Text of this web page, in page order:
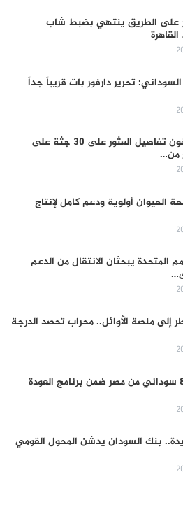
الطريق ينتهي بضبط شاب
السوداني: تحرير دارفور بات قريباً جداً
شهود يكشفون تفاصيل العثور على 30 جثة على
من…
الحيوان أولوية ودعم كامل لإنتاج
المتحدة يبحثان الانتقال من الدعم
إلى منصة الأوائل.. محراب تحصد الدرجة
تفويج 8,700 سوداني من مصر ضمن برنامج العودة
بنك السودان يدشن المحول القومي